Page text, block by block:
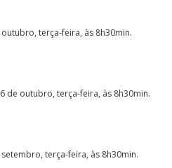
terça-feira, às 8h30min.
de outubro, terça-feira, às 8h30min.
terça-feira, às 8h30min.